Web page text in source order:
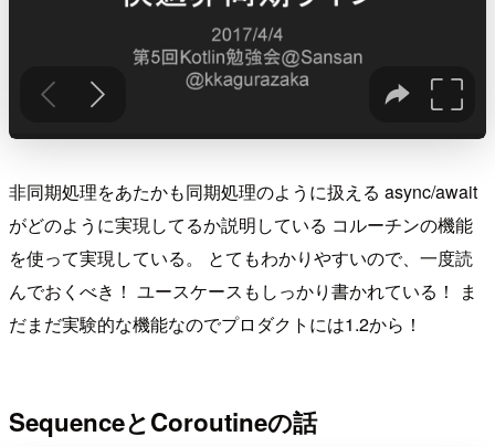
非同期処理をあたかも同期処理のように扱える async/await
がどのように実現してるか説明している コルーチンの機能
を使って実現している。 とてもわかりやすいので、一度読
んでおくべき！ ユースケースもしっかり書かれている！ ま
だまだ実験的な機能なのでプロダクトには1.2から！
SequenceとCoroutineの話